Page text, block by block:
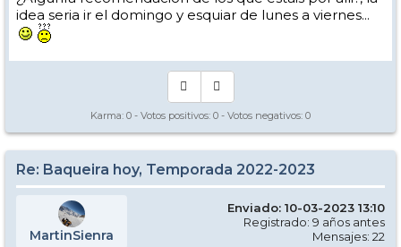
idea seria ir el domingo y esquiar de lunes a viernes...
Karma: 0 - Votos positivos: 0 - Votos negativos: 0
Re: Baqueira hoy, Temporada 2022-2023
MartinSienra
Enviado: 10-03-2023 13:10
Registrado: 9 años antes
Mensajes: 22